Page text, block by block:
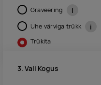
Graveering i
Ühe värviga trükk i
Trükita
3. Vali Kogus